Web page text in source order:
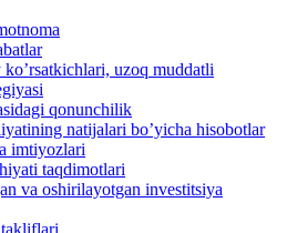
uzoq muddatli
qonunchilik
natijalari boʼyicha hisobotlar
imtiyozlari
taqdimotlari
va oshirilayotgan investitsiya